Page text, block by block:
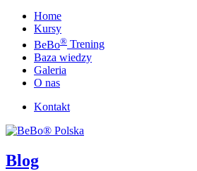
Home
Kursy
BeBo® Trening
Baza wiedzy
Galeria
O nas
Kontakt
Blog